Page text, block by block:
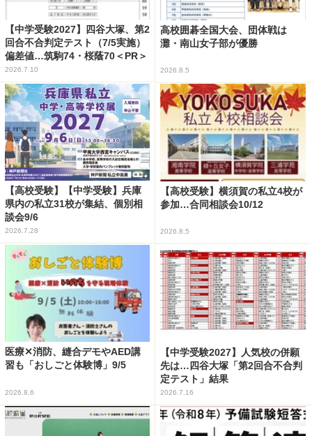
【中学受験2027】四谷大塚、第2
回合不合判定テスト（7/5実施）
偏差値…筑駒74・桜蔭70＜PR＞
2026.7.10
高校囲碁全国大会、団体戦は
灘・南山女子部が優勝
2026.8.5
【高校受験】【中学受験】兵庫
県内の私立31校が集結、個別相
談会9/6
2026.7.28
【高校受験】横須賀の私立4校が
参加…合同相談会10/12
2026.8.5
医療✕消防、縫合デモやAED講
習も「おしごと体験博」9/5
2026.8.6
【中学受験2027】人気校の併願
先は…四谷大塚「第2回合不合判
定テスト」結果
2026.7.16